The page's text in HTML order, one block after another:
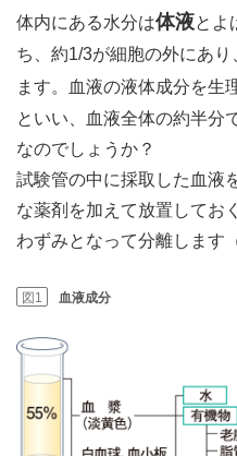
体内にある水分は体液とよ
ち、約1/3が細胞の外にあ
ます。血液の液体成分を生
といい、血液全体の約半分
なのでしょうか？
試験管の中に採取した血液
な薬剤を加えて放置してお
わずみとなって分離します
図1 血液成分